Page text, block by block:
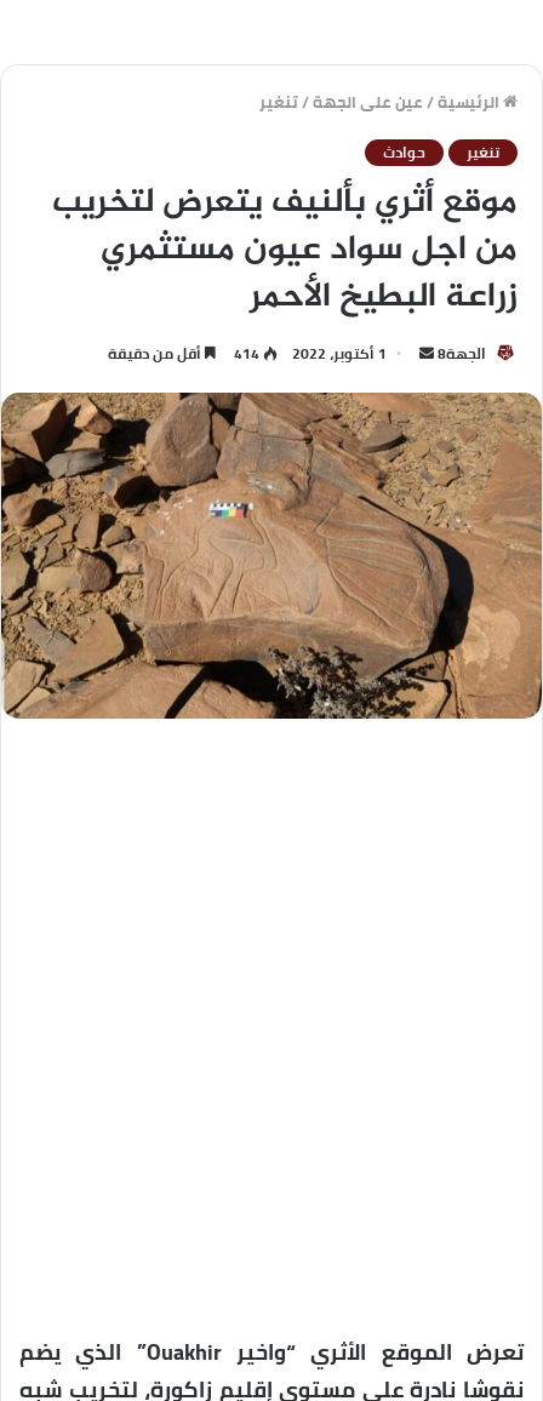
الرئيسية/عين على الجهة/تنغير
تنغير حوادث
موقع أثري بألنيف يتعرض لتخريب
من اجل سواد عيون مستثمري
زراعة البطيخ الأحمر
الجهة8 1 أكتوبر، 2022 414 أقل من دقيقة
تعرض الموقع الأثري “واخير Ouakhir” الذي يضم
نقوشا نادرة على مستوى إقليم زاكورة، لتخريب شبه